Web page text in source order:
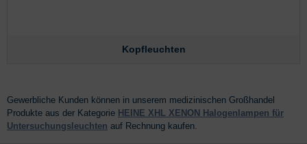
Kopfleuchten
Gewerbliche Kunden können in unserem medizinischen Großhandel
Produkte aus der Kategorie HEINE XHL XENON Halogenlampen für
Untersuchungsleuchten auf Rechnung kaufen.